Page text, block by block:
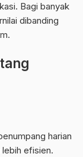
Bagi banyak
dibanding
harian
lebih efisien.